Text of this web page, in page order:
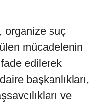
organize suç
mücadelenin
edilerek
başkanlıkları,
ve